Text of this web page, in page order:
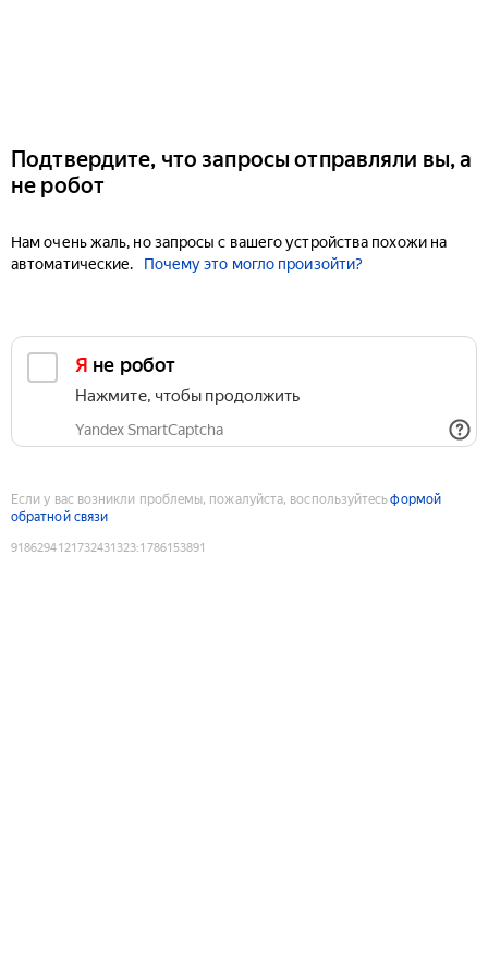
Подтвердите, что запросы отправляли вы, а
не робот
Нам очень жаль, но запросы с вашего устройства похожи на
автоматические.
Почему это могло произойти?
Я не робот
Нажмите, чтобы продолжить
Yandex SmartCaptcha
Если у вас возникли проблемы, пожалуйста, воспользуйтесьформой
обратной связи
9186294121732431323:1786153891